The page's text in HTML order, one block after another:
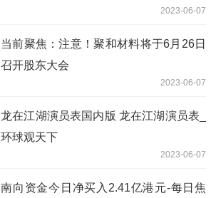
2023-06-07
当前聚焦：注意！聚和材料将于6月26日
召开股东大会
2023-06-07
龙在江湖演员表国内版 龙在江湖演员表_
环球观天下
2023-06-07
南向资金今日净买入2.41亿港元-每日焦